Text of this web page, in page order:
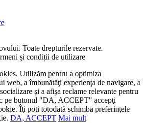
Toate drepturile rezervate.
și condiții de utilizare
Utilizăm pentru a optimiza
web, a îmbunătăţi experienţa de navigare, a
şi a afişa reclame relevante pentru
pe butonul "DA, ACCEPT" accepţi
Îţi poţi totodată schimba preferinţele
DA, ACCEPT Mai mult